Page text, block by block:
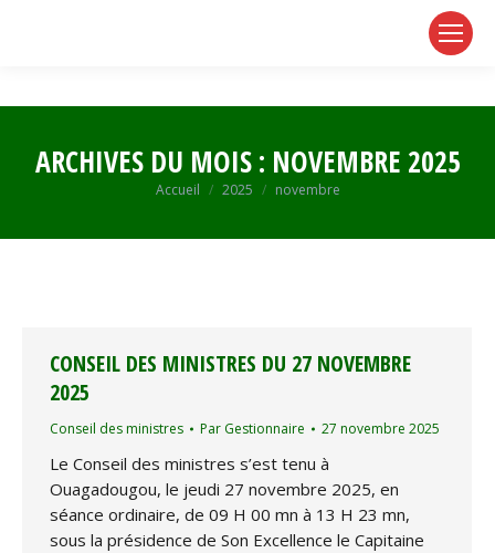
ARCHIVES DU MOIS : NOVEMBRE 2025
Vous êtes ici :
Accueil 2025 novembre
CONSEIL DES MINISTRES DU 27 NOVEMBRE
2025
Conseil des ministres Par Gestionnaire 27 novembre 2025
Le Conseil des ministres s’est tenu à
Ouagadougou, le jeudi 27 novembre 2025, en
séance ordinaire, de 09 H 00 mn à 13 H 23 mn,
sous la présidence de Son Excellence le Capitaine